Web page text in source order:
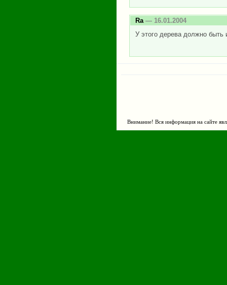
Ra — 16.01.2004
У этого дерева должно быть
Внимание! Вся информация на сайте